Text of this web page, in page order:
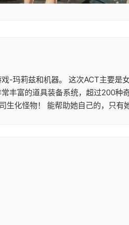
玛莉兹和机器。 这次ACT主要
富的道具装备系统，超过200
化怪物！ 能帮助她自己的，只有